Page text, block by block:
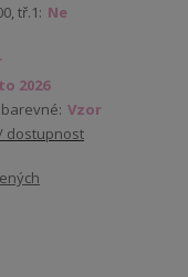
tř.1: Ne
2026
Vzor
dostupnost